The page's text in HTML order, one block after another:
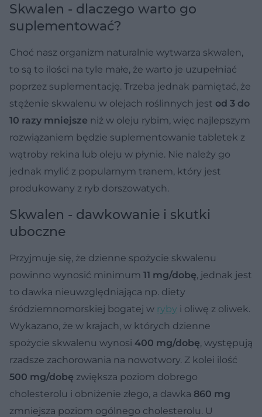
Skwalen - dlaczego warto go
suplementować?
Choć nasz organizm naturalnie wytwarza skwalen,
to są to ilości na tyle małe, że warto je uzupełniać
poprzez suplementację. Trzeba jednak pamiętać, że
stężenie skwalenu w olejach roślinnych jest od 3 do
10 razy mniejsze niż w oleju rybim, więc najlepszym
rozwiązaniem będzie suplementowanie tabletek z
wątroby rekina lub oleju w płynie. Nie należy go
jednak mylić z popularnym tranem, który jest
produkowany z ryb dorszowatych.
Skwalen - dawkowanie i skutki
uboczne
Przyjmuje się, że dzienne spożycie skwalenu
powinno wynosić minimum 11 mg/dobę, jednak jest
to dawka nieuwzględniająca np. diety
śródziemnomorskiej bogatej w ryby i oliwę z oliwek.
Wykazano, że w krajach, w których dzienne
spożycie skwalenu wynosi 400 mg/dobę, występują
rzadsze zachorowania na nowotwory. Z kolei ilość
500 mg/dobę zwiększa poziom dobrego
cholesterolu i obniżenie złego, a dawka 860 mg
zmniejsza poziom ogólnego cholesterolu. U